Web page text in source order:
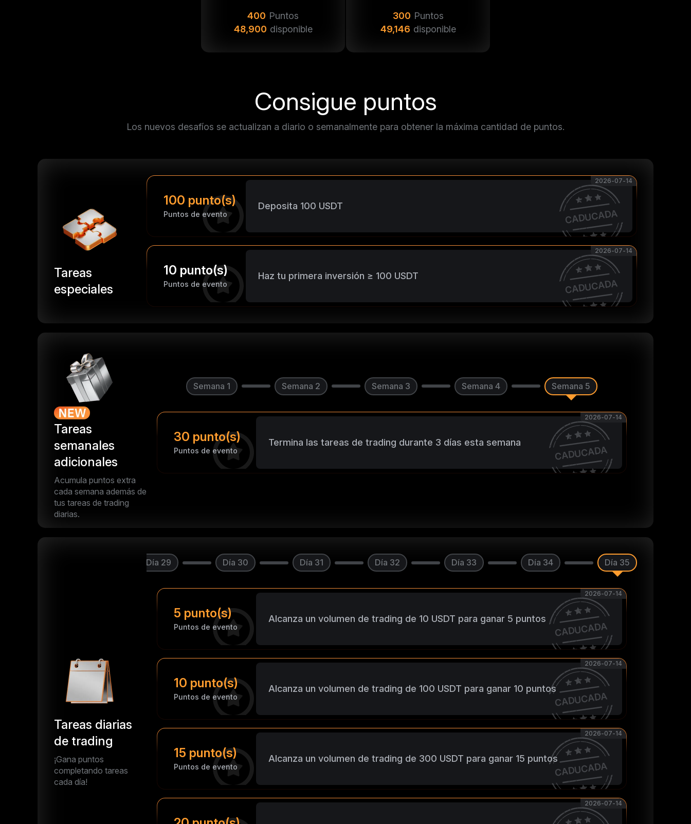
400 Puntos
48,900 disponible
300 Puntos
49,146 disponible
Consigue puntos
Los nuevos desafíos se actualizan a diario o semanalmente para obtener la máxima cantidad de puntos.
Tareas
especiales
100 punto(s)
Puntos de evento
Deposita 100 USDT
CADUCADA
2026-07-14
10 punto(s)
Puntos de evento
Haz tu primera inversión ≥ 100 USDT
CADUCADA
2026-07-14
Tareas
semanales
adicionales
Acumula puntos extra
cada semana además de
tus tareas de trading
diarias.
Semana 1 Semana 2 Semana 3 Semana 4 Semana 5
30 punto(s)
Puntos de evento
Termina las tareas de trading durante 3 días esta semana
CADUCADA
2026-07-14
Tareas diarias
de trading
¡Gana puntos
completando tareas
cada día!
Día 29 Día 30 Día 31 Día 32 Día 33 Día 34 Día 35
5 punto(s)
Puntos de evento
Alcanza un volumen de trading de 10 USDT para ganar 5 puntos
CADUCADA
2026-07-14
10 punto(s)
Puntos de evento
Alcanza un volumen de trading de 100 USDT para ganar 10 puntos
CADUCADA
2026-07-14
15 punto(s)
Puntos de evento
Alcanza un volumen de trading de 300 USDT para ganar 15 puntos
CADUCADA
2026-07-14
2026-07-14